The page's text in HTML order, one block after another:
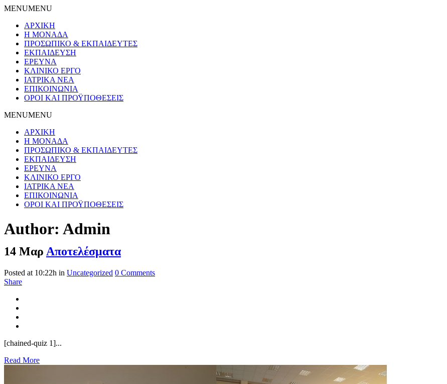
MENUMENU
ΑΡΧΙΚΗ
Η ΜΟΝΑΔΑ
ΠΡΟΣΩΠΙΚΟ & ΕΚΠΑΙΔΕΥΤΕΣ
ΕΚΠΑΙΔΕΥΣΗ
ΕΡΕΥΝΑ
ΚΛΙΝΙΚΟ ΕΡΓΟ
ΙΑΤΡΙΚΑ ΝΕΑ
ΕΠΙΚΟΙΝΩΝΙΑ
ΟΡΟΙ ΚΑΙ ΠΡΟΫΠΟΘΕΣΕΙΣ
MENUMENU
ΑΡΧΙΚΗ
Η ΜΟΝΑΔΑ
ΠΡΟΣΩΠΙΚΟ & ΕΚΠΑΙΔΕΥΤΕΣ
ΕΚΠΑΙΔΕΥΣΗ
ΕΡΕΥΝΑ
ΚΛΙΝΙΚΟ ΕΡΓΟ
ΙΑΤΡΙΚΑ ΝΕΑ
ΕΠΙΚΟΙΝΩΝΙΑ
ΟΡΟΙ ΚΑΙ ΠΡΟΫΠΟΘΕΣΕΙΣ
Author: Admin
14 Μαρ Αποτελέσματα
Posted at 10:22h in Uncategorized 0 Comments
Share
[chained-quiz 1]...
Read More